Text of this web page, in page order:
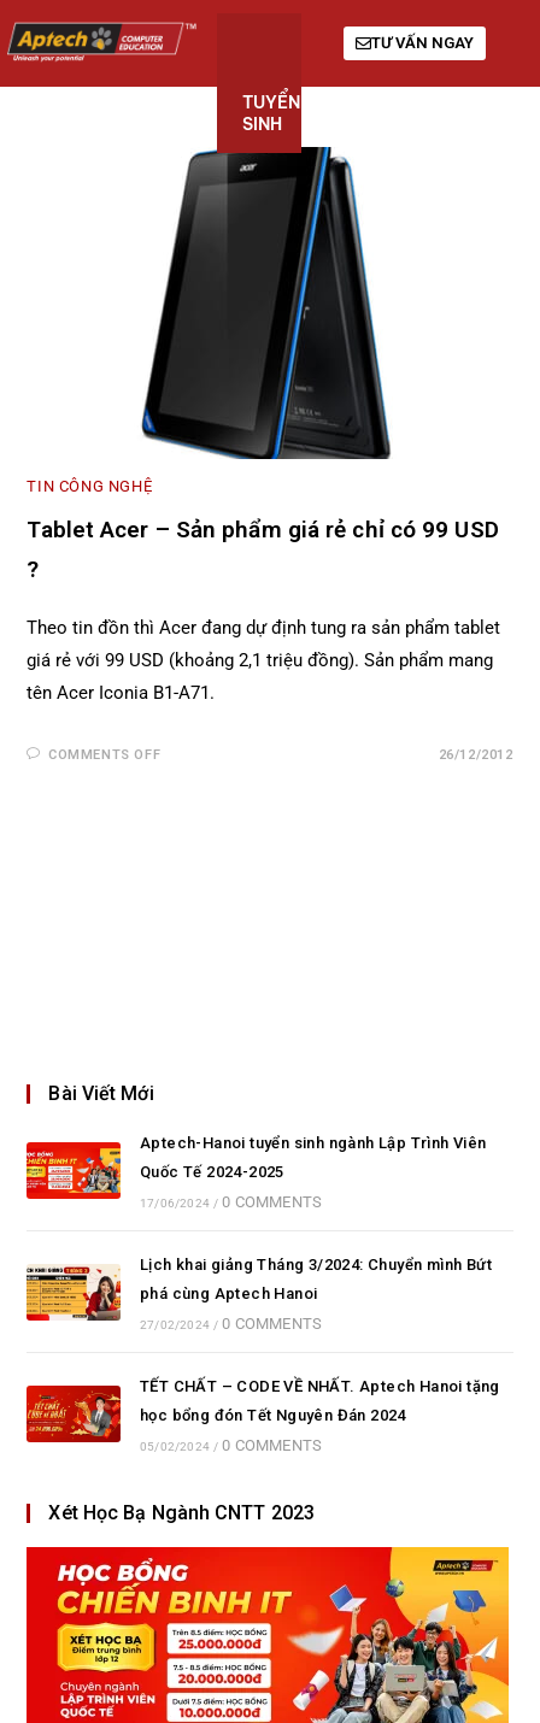
TUYỂN
SINH
TƯ VẤN NGAY
TIN CÔNG NGHỆ
Tablet Acer – Sản phẩm giá rẻ chỉ có 99 USD
?
Theo tin đồn thì Acer đang dự định tung ra sản phẩm tablet
giá rẻ với 99 USD (khoảng 2,1 triệu đồng). Sản phẩm mang
tên Acer Iconia B1-A71.
COMMENTS OFF 26/12/2012
Bài Viết Mới
Aptech-Hanoi tuyển sinh ngành Lập Trình Viên
Quốc Tế 2024-2025
17/06/2024 / 0 COMMENTS
Lịch khai giảng Tháng 3/2024: Chuyển mình Bứt
phá cùng Aptech Hanoi
27/02/2024 / 0 COMMENTS
TẾT CHẤT – CODE VỀ NHẤT. Aptech Hanoi tặng
học bổng đón Tết Nguyên Đán 2024
05/02/2024 / 0 COMMENTS
Xét Học Bạ Ngành CNTT 2023